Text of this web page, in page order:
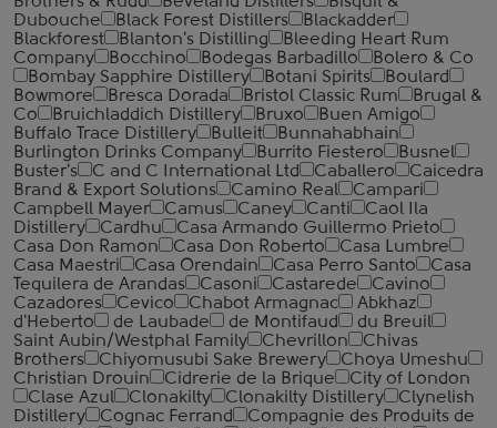
Dubouche
Black Forest Distillers
Blackadder
Blackforest
Blanton's Distilling
Bleeding Heart Rum
Company
Bocchino Bodegas Barbadillo
Bolero & Co
Bombay Sapphire Distillery
Botani Spirits
Boulard
Bowmore
Bresca Dorada Bristol Classic Rum
Brugal &
Co
Bruichladdich Distillery Bruxo
Buen Amigo
Buffalo Trace Distillery
Bulleit
Bunnahabhain
Burlington Drinks Company
Burrito Fiestero
Busnel
Buster's
C and C International Ltd Caballero
Caicedra
Brand & Export Solutions
Camino Real
Campari
Campbell Mayer
Camus Caney Canti
Caol Ila
Distillery
Cardhu
Casa Armando Guillermo Prieto
Casa Don Ramon
Casa Don Roberto
Casa Lumbre
Casa Maestri
Casa Orendain Casa Perro Santo
Casa
Tequilera de Arandas
Casoni Castarede
Cavino
Cazadores
Cevico Chabot Armagnac
Abkhaz
d'Heberto
de Laubade de Montifaud
du Breuil
Saint Aubin/Westphal Family
Chevrillon
Chivas
Brothers
Chiyomusubi Sake Brewery
Choya Umeshu
Christian Drouin
Cidrerie de la Brique
City of London
Clase Azul
Clonakilty Clonakilty Distillery
Clynelish
Distillery
Cognac Ferrand
Compagnie des Produits de